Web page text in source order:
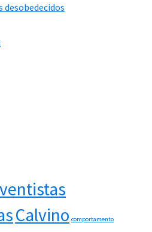
desobedecidos
Calvino comportamento